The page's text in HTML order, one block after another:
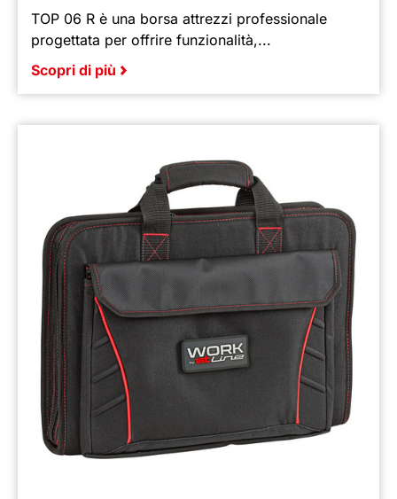
TOP 06 R è una borsa attrezzi professionale
progettata per offrire funzionalità,...
Scopri di più